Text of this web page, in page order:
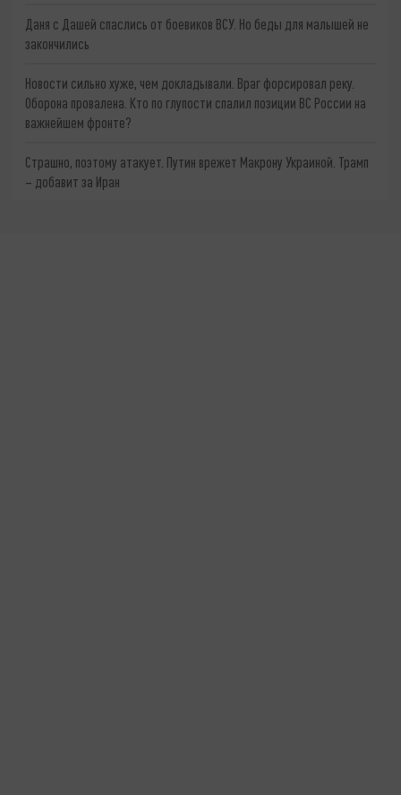
Даня с Дашей спаслись от боевиков ВСУ. Но беды для малышей не
закончились
Новости сильно хуже, чем докладывали. Враг форсировал реку.
Оборона провалена. Кто по глупости спалил позиции ВС России на
важнейшем фронте?
Страшно, поэтому атакует. Путин врежет Макрону Украиной. Трамп
– добавит за Иран